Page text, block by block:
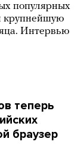
популярных
крупнейшую
Интервью
теперь
браузер